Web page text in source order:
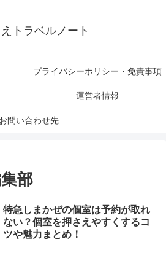
トラベルノート
プライバシーポリシー・免責事項
運営者情報
お問い合わせ先
部
特急しまかぜの個室は予約が取れ
ない？個室を押さえやすくするコ
ツや魅力まとめ！